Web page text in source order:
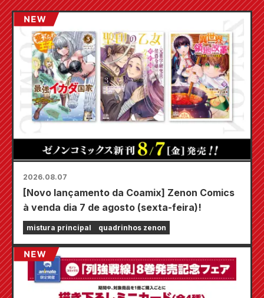
2026.08.07
[Novo lançamento da Coamix] Zenon Comics
à venda dia 7 de agosto (sexta-feira)!
mistura principal quadrinhos zenon